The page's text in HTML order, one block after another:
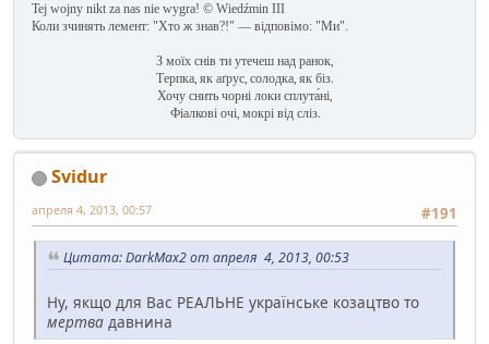
Tej wojny nikt za nas nie wygra! © Wiedźmin III
Коли зчинять лемент: "Хто ж знав?!" — відповімо: "Ми".
З моїх снів ти утечеш над ранок,
Терпка, як аґрус, солодка, як біз.
Хочу снить чорні локи сплута́ні,
Фіалкові очі, мокрі від сліз.
Svidur
#191
апреля 4, 2013, 00:57
Цитата: DarkMax2 от апреля 4, 2013, 00:53
Ну, якщо для Вас РЕАЛЬНЕ українське козацтво то
мертва давнина